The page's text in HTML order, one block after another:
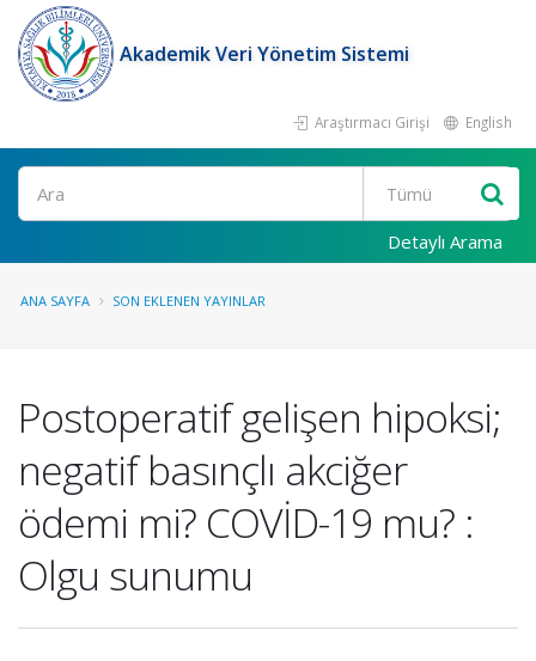
Akademik Veri Yönetim Sistemi
Araştırmacı Girişi English
Ara
Detaylı Arama
ANA SAYFA SON EKLENEN YAYINLAR
Postoperatif gelişen hipoksi;
negatif basınçlı akciğer
ödemi mi? COVİD-19 mu? :
Olgu sunumu